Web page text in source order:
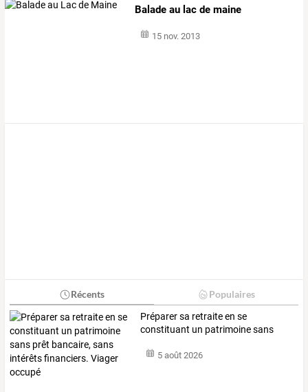
Balade au lac de maine
15 nov. 2013
Récents Populaires
Préparersa retraiteen se
constituant un patrimoinesans
5 août 2026